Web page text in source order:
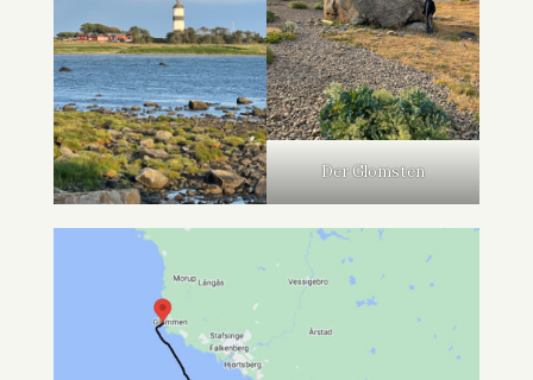
Der Glomsten